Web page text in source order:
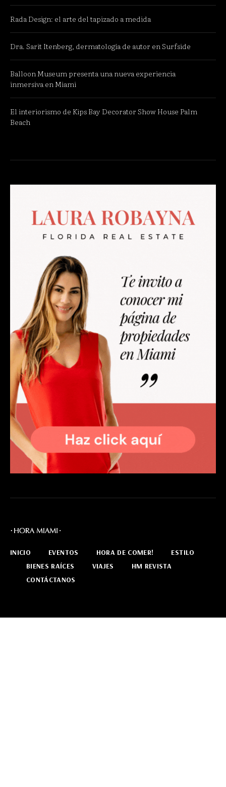
Rada Design: el arte del tapizado a medida
Dra. Sarit Itenberg, dermatología de autor en Surfside
Balloon Museum presenta una nueva experiencia
inmersiva en Miami
El interiorismo de Kips Bay Decorator Show House Palm
Beach
INICIO EVENTOS HORA DE COMER!
ESTILO
BIENES RAÍCES
VIAJES
HM REVISTA
CONTÁCTANOS